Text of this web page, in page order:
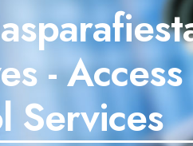
- Access
Services